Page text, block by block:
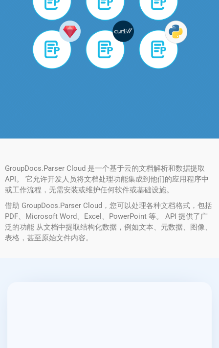
GroupDocs.Parser Cloud 是一个基于云的文档解析和数据提取
API。 它允许开发人员将文档处理功能集成到他们的应用程序中
或工作流程，无需安装或维护任何软件或基础设施。
借助 GroupDocs.Parser Cloud，您可以处理各种文档格式，包括
PDF、Microsoft Word、Excel、PowerPoint 等。 API 提供了广
泛的功能 从文档中提取结构化数据，例如文本、元数据、图像、
表格，甚至原始文件内容。